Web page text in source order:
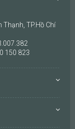
Thạnh, TP.Hồ Chí
150 823